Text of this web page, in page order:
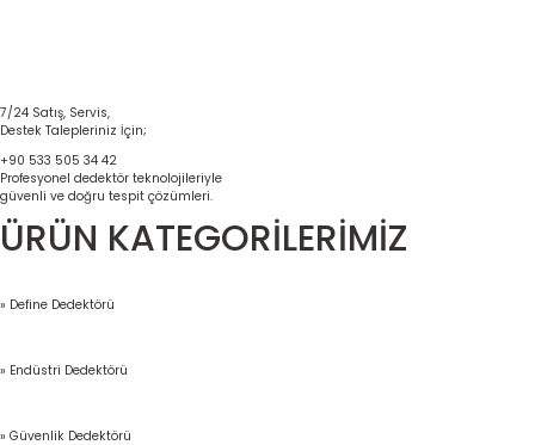
7/24 Satış, Servis,
Destek Talepleriniz İçin;
+90 533 505 34 42
Profesyonel dedektör teknolojileriyle
güvenli ve doğru tespit çözümleri.
ÜRÜN KATEGORİLERİMİZ
» Define Dedektörü
» Endüstri Dedektörü
» Güvenlik Dedektörü